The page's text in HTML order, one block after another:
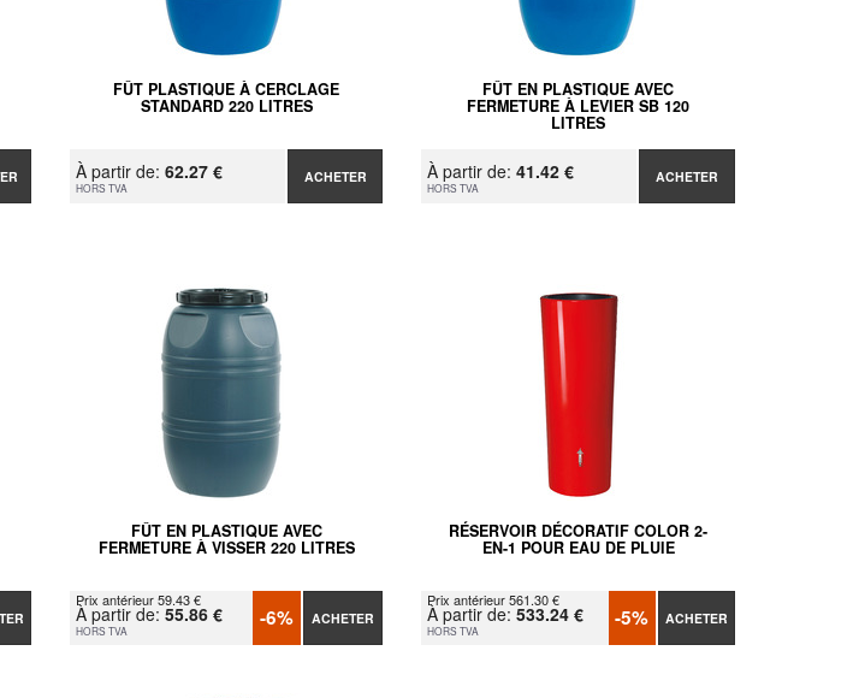
FÛT PLASTIQUE À CERCLAGE
STANDARD 220 LITRES
À partir de: 62.27 €
HORS TVA
ACHETER
FÛT EN PLASTIQUE AVEC
FERMETURE À LEVIER SB 120
LITRES
À partir de:41.42 €
HORS TVA
ACHETER
FÛT EN PLASTIQUE AVEC
FERMETURE À VISSER 220 LITRES
Prix antérieur 59.43 €
À partir de:55.86 €
HORS TVA -6% ACHETER
RÉSERVOIR DÉCORATIF COLOR 2-
EN-1 POUR EAU DE PLUIE
Prix antérieur 561.30 €
À partir de:533.24 €
HORS TVA -5% ACHETER